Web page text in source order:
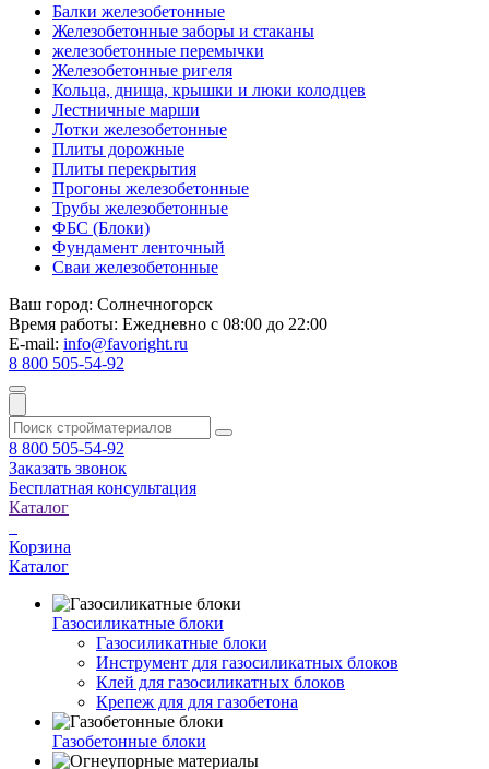
Балки железобетонные
Железобетонные заборы и стаканы
железобетонные перемычки
Железобетонные ригеля
Кольца, днища, крышки и люки колодцев
Лестничные марши
Лотки железобетонные
Плиты дорожные
Плиты перекрытия
Прогоны железобетонные
Трубы железобетонные
ФБС (Блоки)
Фундамент ленточный
Сваи железобетонные
Ваш город: Солнечногорск
Время работы: Ежедневно с 08:00 до 22:00
E-mail: info@favoright.ru
8 800 505-54-92
8 800 505-54-92
Заказать звонок
Бесплатная консультация
Каталог
Корзина
Каталог
Газосиликатные блоки
Газосиликатные блоки
Инструмент для газосиликатных блоков
Клей для газосиликатных блоков
Крепеж для для газобетона
Газобетонные блоки